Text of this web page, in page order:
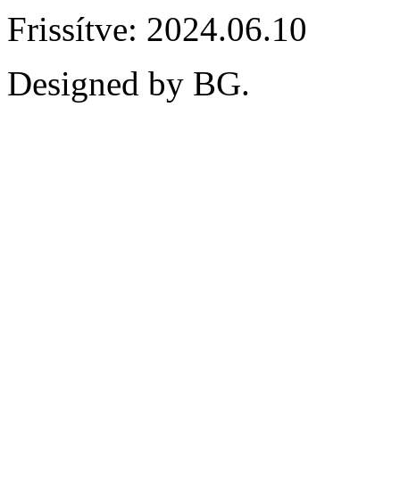
Frissítve: 2024.06.10
Designed by BG.